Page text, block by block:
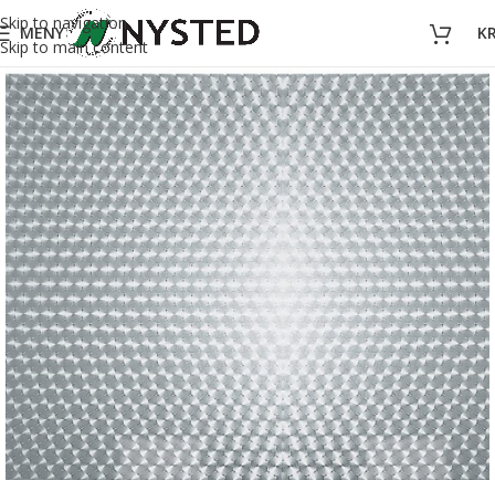
Skip to navigation
Skip to main content
MENY